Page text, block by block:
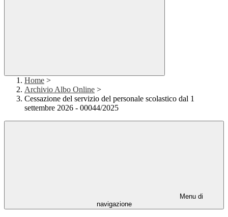
Home >
Archivio Albo Online >
Cessazione del servizio del personale scolastico dal 1
settembre 2026 - 00044/2025
Menu di
navigazione